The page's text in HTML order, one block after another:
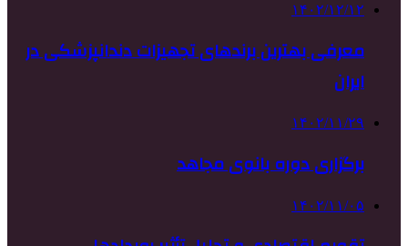
۱۴۰۲/۱۲/۱۲
معرفی بهترین برندهای تجهیزات دندانپزشکی در
ایران
۱۴۰۲/۱۱/۲۹
برگزاری دوره بانوی مجاهد
۱۴۰۲/۱۱/۰۵